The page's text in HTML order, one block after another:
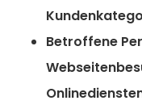
Betroffene